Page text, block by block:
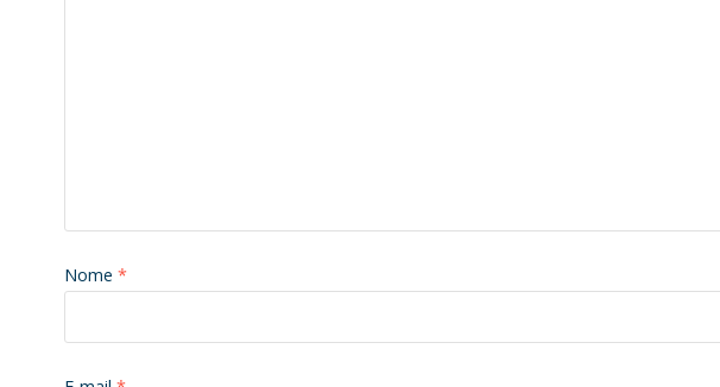
Nome *